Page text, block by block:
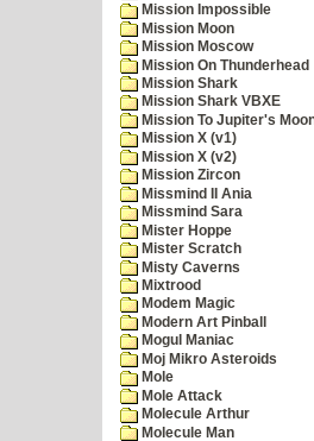
Mission Impossible
Mission Moon
Mission Moscow
Mission On Thunderhead
Mission Shark
Mission Shark VBXE
Mission To Jupiter's
Mission X (v1)
Mission X (v2)
Mission Zircon
Missmind II Ania
Missmind Sara
Mister Hoppe
Mister Scratch
Misty Caverns
Mixtrood
Modem Magic
Modern Art Pinball
Mogul Maniac
Moj Mikro Asteroids
Mole
Mole Attack
Molecule Arthur
Molecule Man